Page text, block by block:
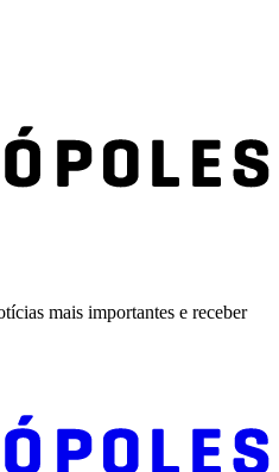
mais importantes e receber